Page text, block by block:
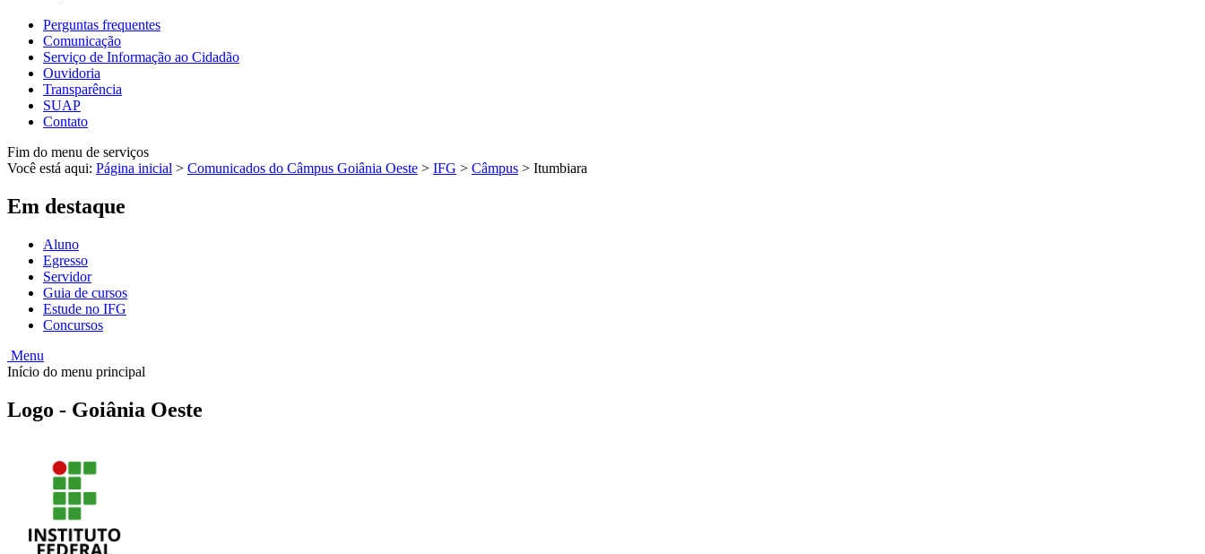
Perguntas frequentes
Comunicação
Serviço de Informação ao Cidadão
Ouvidoria
Transparência
SUAP
Contato
Fim do menu de serviços
Você está aqui: Página inicial > Comunicados do Câmpus Goiânia Oeste > IFG > Câmpus > Itumbiara
Em destaque
Aluno
Egresso
Servidor
Guia de cursos
Estude no IFG
Concursos
Menu
Início do menu principal
Logo - Goiânia Oeste